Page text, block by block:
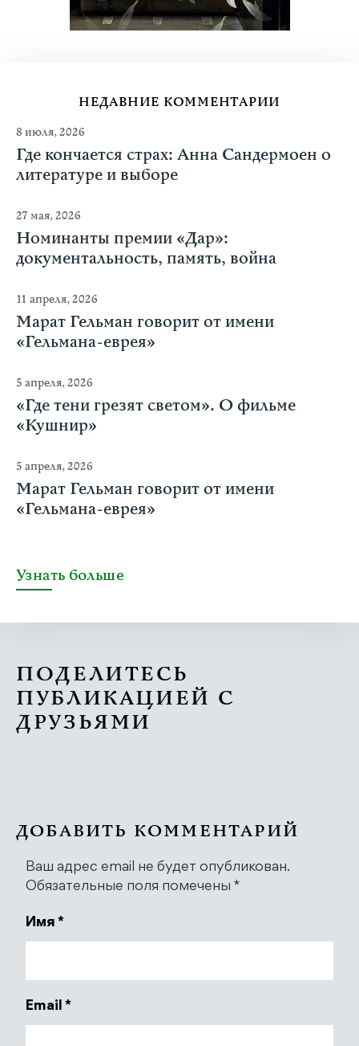
НЕДАВНИЕ КОММЕНТАРИИ
8 июля, 2026
Где кончается страх: Анна Сандермоен о
литературе и выборе
27 мая, 2026
Номинанты премии «Дар»:
документальность, память, война
11 апреля, 2026
Марат Гельман говорит от имени
«Гельмана-еврея»
5 апреля, 2026
«Где тени грезят светом». О фильме
«Кушнир»
5 апреля, 2026
Марат Гельман говорит от имени
«Гельмана-еврея»
Узнать больше
ПОДЕЛИТЕСЬ
ПУБЛИКАЦИЕЙ С
ДРУЗЬЯМИ
ДОБАВИТЬ КОММЕНТАРИЙ
Ваш адрес email не будет опубликован.
Обязательные поля помечены *
Имя *
Email *